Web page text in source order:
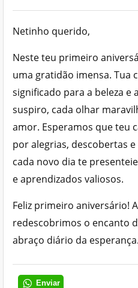
Netinho querido,
Neste teu primeiro
uma gratidão imensa. Tua
significado para a beleza e
suspiro, cada olhar
amor. Esperamos que teu
por alegrias, descobertas
cada novo dia te
e aprendizados valiosos.
Feliz primeiro aniversário!
redescobrimos o encanto
abraço diário da esperança.
Enviar